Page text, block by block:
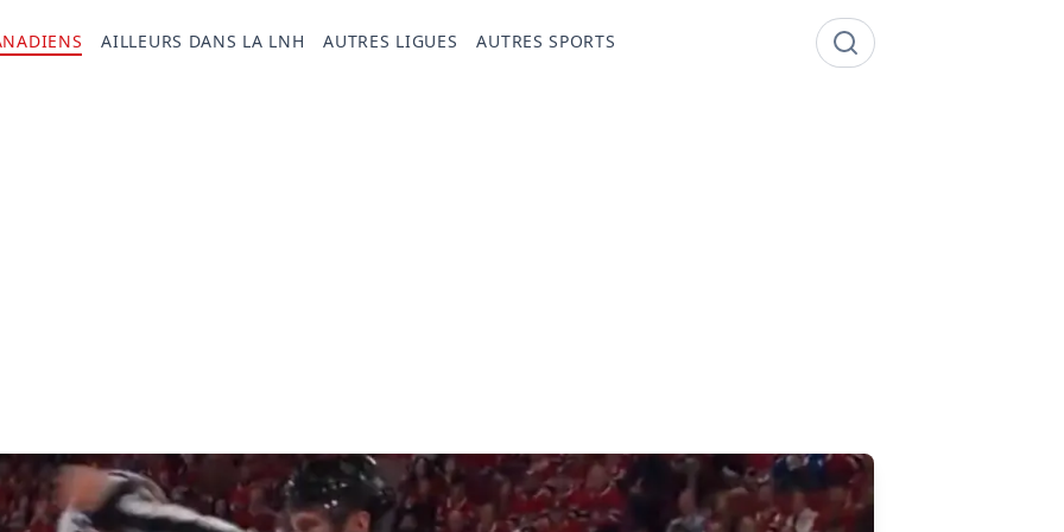
AILLEURS DANS LA LNH AUTRES LIGUES AUTRES SPORTS